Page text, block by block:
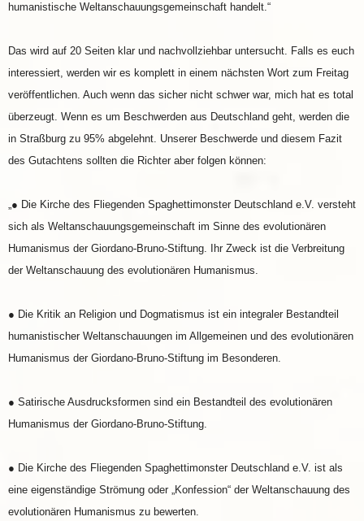
humanistische Weltanschauungsgemeinschaft handelt.“
Das wird auf 20 Seiten klar und nachvollziehbar untersucht. Falls es euch
interessiert, werden wir es komplett in einem nächsten Wort zum Freitag
veröffentlichen. Auch wenn das sicher nicht schwer war, mich hat es total
überzeugt. Wenn es um Beschwerden aus Deutschland geht, werden die
in Straßburg zu 95% abgelehnt. Unserer Beschwerde und diesem Fazit
des Gutachtens sollten die Richter aber folgen können:
„● Die Kirche des Fliegenden Spaghettimonster Deutschland e.V. versteht
sich als Weltanschauungsgemeinschaft im Sinne des evolutionären
Humanismus der Giordano-Bruno-Stiftung. Ihr Zweck ist die Verbreitung
der Weltanschauung des evolutionären Humanismus.
● Die Kritik an Religion und Dogmatismus ist ein integraler Bestandteil
humanistischer Weltanschauungen im Allgemeinen und des evolutionären
Humanismus der Giordano-Bruno-Stiftung im Besonderen.
● Satirische Ausdrucksformen sind ein Bestandteil des evolutionären
Humanismus der Giordano-Bruno-Stiftung.
● Die Kirche des Fliegenden Spaghettimonster Deutschland e.V. ist als
eine eigenständige Strömung oder „Konfession“ der Weltanschauung des
evolutionären Humanismus zu bewerten.